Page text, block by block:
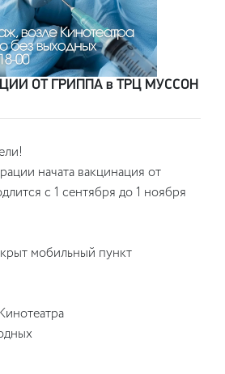
ОТ ГРИППА в ТРЦ МУССОН
начата вакцинация от
с 1 сентября до 1 ноября
мобильный пункт